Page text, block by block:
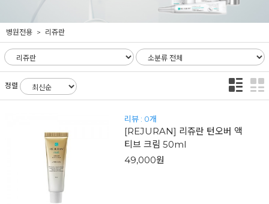
병원전용 리쥬란
정렬
리뷰 : 0개
[REJURAN] 리쥬란 턴오버 액
티브 크림 50ml
49,000원